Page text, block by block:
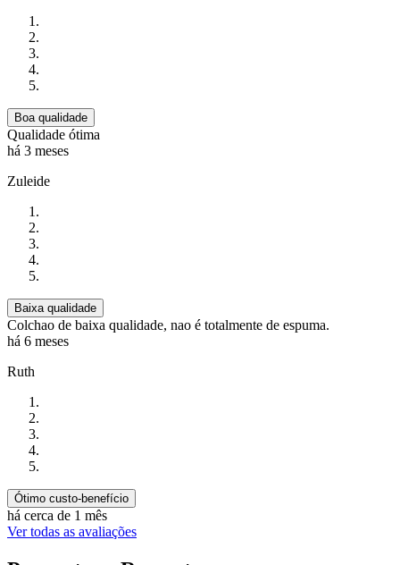
Boa qualidade
Qualidade ótima
há 3 meses
Zuleide
Baixa qualidade
Colchao de baixa qualidade, nao é totalmente de espuma.
há 6 meses
Ruth
Ótimo custo-benefício
há cerca de 1 mês
Ver todas as avaliações